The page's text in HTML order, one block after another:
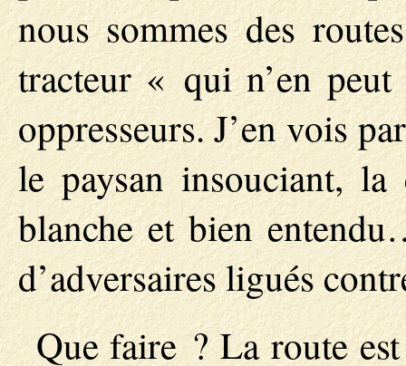
nous sommes des
tracteur « qui n’en
oppresseurs. J’en vois
le paysan insouciant, la
blanche et bien
d’adversaires ligués
Que faire ? La route